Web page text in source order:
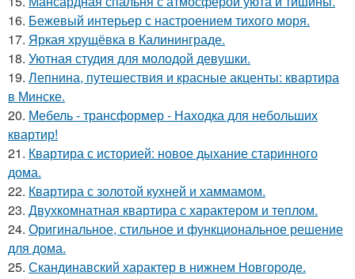
16. Бежевый интерьер с настроением тихого моря.
17. Яркая хрущёвка в Калининграде.
18. Уютная студия для молодой девушки.
19. Лепнина, путешествия и красные акценты: квартира
в Минске.
20. Мебель - трансформер - Находка для небольших
квартир!
21. Квартира с историей: новое дыхание старинного
дома.
22. Квартира с золотой кухней и хаммамом.
23. Двухкомнатная квартира с характером и теплом.
24. Оригинальное, стильное и функциональное решение
для дома.
25. Скандинавский характер в нижнем Новгороде.